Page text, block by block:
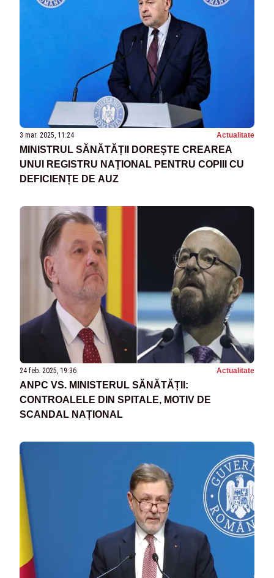
3 mar. 2025, 11:24 Actualitate
MINISTRUL SĂNĂTĂȚII DOREȘTE CREAREA
UNUI REGISTRU NAȚIONAL PENTRU COPIII CU
DEFICIENȚE DE AUZ
24 feb. 2025, 19:36 Actualitate
ANPC VS. MINISTERUL SĂNĂTĂȚII:
CONTROALELE DIN SPITALE, MOTIV DE
SCANDAL NAȚIONAL